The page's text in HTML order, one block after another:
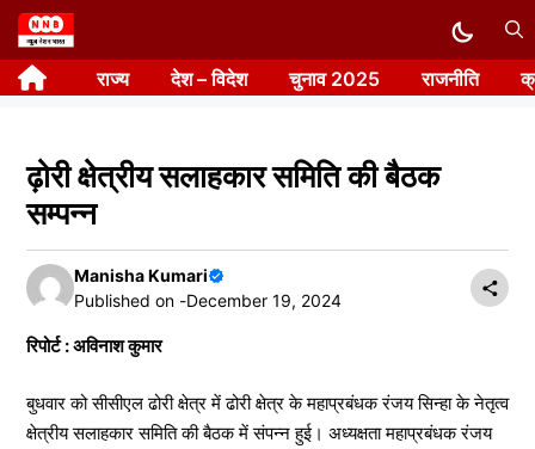
Skip
to
content राज्य देश – विदेश चुनाव 2025 राजनीति
ढ़ोरी क्षेत्रीय सलाहकार समिति की बैठक
सम्पन्न
Manisha Kumari
Published on -December 19, 2024
रिपोर्ट : अविनाश कुमार
बुधवार को सीसीएल ढोरी क्षेत्र में ढोरी क्षेत्र के महाप्रबंधक रंजय सिन्हा के नेतृत्व
क्षेत्रीय सलाहकार समिति की बैठक में संपन्न हुई। अध्यक्षता महाप्रबंधक रंजय